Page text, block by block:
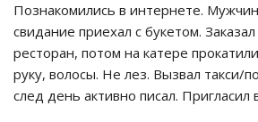
Познакомились в интернете.
свидание приехал с букетом. Заказал
ресторан, потом на катере
руку, волосы. Не лез. Вызвал такси/
след день активно писал. Пригласил